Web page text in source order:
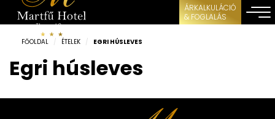
ÁRKALKULÁCIÓ
& FOGLALÁS
FŐOLDAL / ÉTELEK / EGRI HÚSLEVES
Egri húsleves